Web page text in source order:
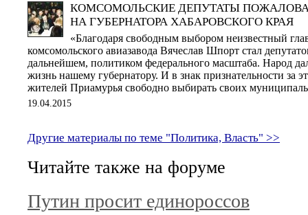
КОМСОМОЛЬСКИЕ ДЕПУТАТЫ
НА ГУБЕРНАТОРА ХАБАРОВСКОГО КРАЯ
«Благодаря свободным выбором неизвестный
комсомольского авиазавода Вячеслав Шпорт стал
дальнейшем, политиком федерального масштаба. Народ
жизнь нашему губернатору. И в знак признательности за
жителей Приамурья свободно выбирать своих
19.04.2015
Другие материалы по теме "Политика, Власть" >>
Читайте также на форуме
Путин просит единороссов